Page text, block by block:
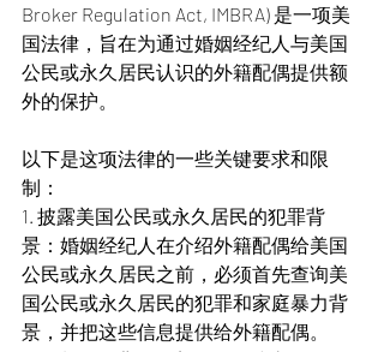
Broker Regulation Act, IMBRA) 是一项美
国法律，旨在为通过婚姻经纪人与美国
公民或永久居民认识的外籍配偶提供额
外的保护。
以下是这项法律的一些关键要求和限
制：
1. 披露美国公民或永久居民的犯罪背
景：婚姻经纪人在介绍外籍配偶给美国
公民或永久居民之前，必须首先查询美
国公民或永久居民的犯罪和家庭暴力背
景，并把这些信息提供给外籍配偶。